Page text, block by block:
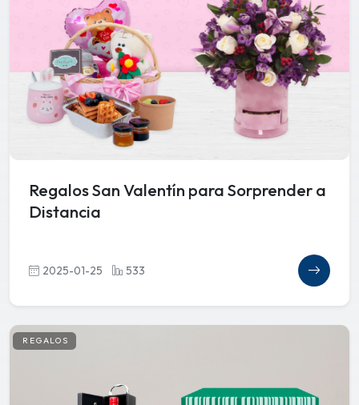
Regalos San Valentín para Sorprender a
Distancia
2025-01-25 533
REGALOS